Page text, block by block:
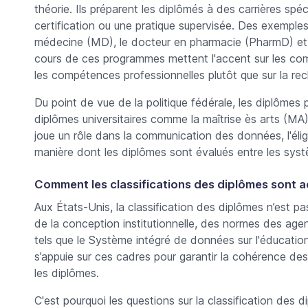
théorie. Ils préparent les diplômés à des carrières
certification ou une pratique supervisée. Des
médecine (MD), le docteur en pharmacie (PharmD)
cours de ces programmes mettent l'accent sur les
les compétences professionnelles plutôt que sur la
Du point de vue de la politique fédérale, les
diplômes universitaires comme la maîtrise ès arts
joue un rôle dans la communication des données,
manière dont les diplômes sont évalués entre les
Comment les classifications des diplômes sont
Aux États-Unis, la classification des diplômes n’est
de la conception institutionnelle, des normes des
tels que le Système intégré de données sur
s’appuie sur ces cadres pour garantir la cohérence
les diplômes.
C'est pourquoi les questions sur la classification des